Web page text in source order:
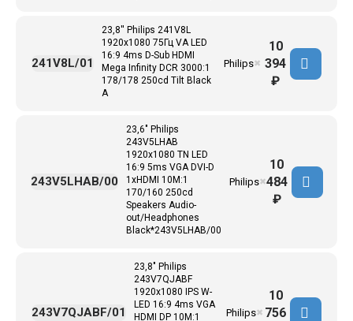
23,8'' Philips 241V8L
1920x1080 75Гц VA LED
16:9 4ms D-Sub HDMI
Mega Infinity DCR 3000:1
178/178 250cd Tilt Black
A
Philips
241V8L/01 ✖
10
394
₽
23,6" Philips
243V5LHAB
1920x1080 TN LED
16:9 5ms VGA DVI-D
1xHDMI 10M:1
170/160 250cd
Speakers Audio-
out/Headphones
Black*243V5LHAB/00
Philips
243V5LHAB/00 ✖
10
484
₽
23,8" Philips
243V7QJABF
1920x1080 IPS W-
LED 16:9 4ms VGA
HDMI DP 10M:1
Philips
243V7QJABF/01 ✖
10
756